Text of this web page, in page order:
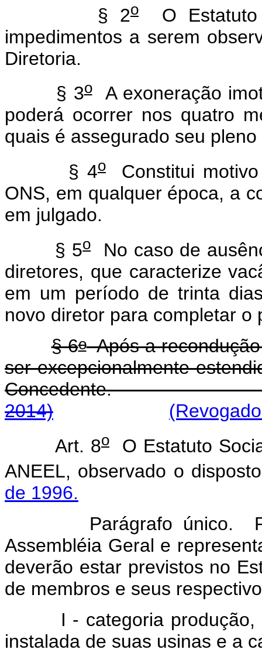
§ 2o
O Estatuto
impedimentos a serem
Diretoria.
§ 3oA exoneração
poderá ocorrer nos quatro
quais é assegurado seu
§ 4o
Constitui
ONS, em qualquer época, a
em julgado.
§ 5o
No caso de
diretores, que caracterize
em um período de trinta
novo diretor para completar
§ 6oApós a
ser excepcionalmente
2014)
Art. 8o O Estatuto
ANEEL, observado o
de 1996.
Parágrafo único.
Assembléia Geral e
deverão estar previstos no
de membros e seus
I - categoria
instalada de suas usinas e a